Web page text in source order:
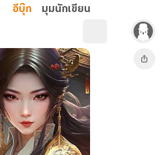
อีบุ๊ก มุมนักเขียน